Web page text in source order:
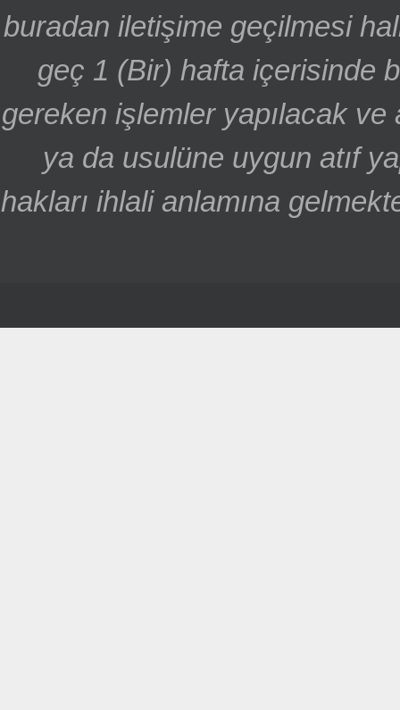
buradan iletişime geçilmesi
geç 1 (Bir) hafta içerisinde
gereken işlemler yapılacak ve
ya da usulüne uygun atıf
hakları ihlali anlamına